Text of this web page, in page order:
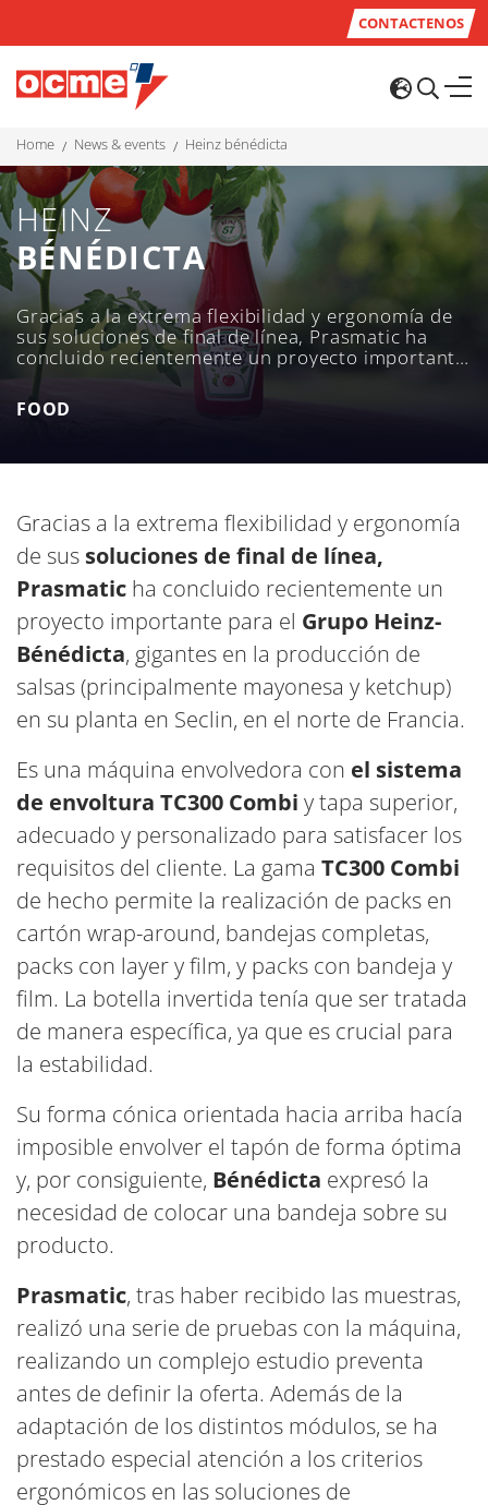
CONTACTENOS
home news & events heinz bénédicta
HEINZ
BÉNÉDICTA
Gracias a la extrema flexibilidad y ergonomía de
sus soluciones de final de línea, Prasmatic ha
concluido recientemente un proyecto importante
para el Grupo Heinz-Bénédicta.
FOOD
Gracias a la extrema flexibilidad y ergonomía
de sus soluciones de final de línea,
Prasmatic ha concluido recientemente un
proyecto importante para el Grupo Heinz-
Bénédicta, gigantes en la producción de
salsas (principalmente mayonesa y ketchup)
en su planta en Seclin, en el norte de Francia.
Es una máquina envolvedora con el sistema
de envoltura TC300 Combi y tapa superior,
adecuado y personalizado para satisfacer los
requisitos del cliente. La gama TC300 Combi
de hecho permite la realización de packs en
cartón wrap-around, bandejas completas,
packs con layer y film, y packs con bandeja y
film. La botella invertida tenía que ser tratada
de manera específica, ya que es crucial para
la estabilidad.
Su forma cónica orientada hacia arriba hacía
imposible envolver el tapón de forma óptima
y, por consiguiente, Bénédicta expresó la
necesidad de colocar una bandeja sobre su
producto.
Prasmatic, tras haber recibido las muestras,
realizó una serie de pruebas con la máquina,
realizando un complejo estudio preventa
antes de definir la oferta. Además de la
adaptación de los distintos módulos, se ha
prestado especial atención a los criterios
ergonómicos en las soluciones de